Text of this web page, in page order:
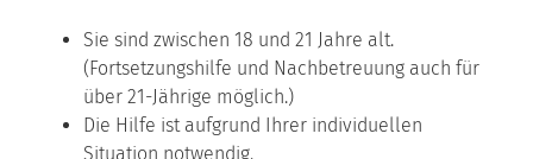
Sie sind zwischen 18 und 21 Jahre alt.
(Fortsetzungshilfe und Nachbetreuung auch für
über 21-Jährige möglich.)
Die Hilfe ist aufgrund Ihrer individuellen
Situation notwendig.